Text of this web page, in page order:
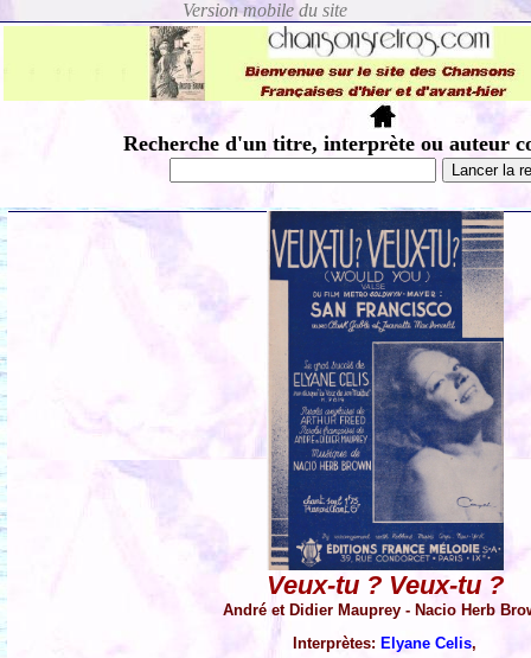
Recherche d'un titre, interprète ou auteur
Veux-tu ? Veux-tu ?
André et Didier Mauprey - Nacio Herb
Interprètes: Elyane Celis,